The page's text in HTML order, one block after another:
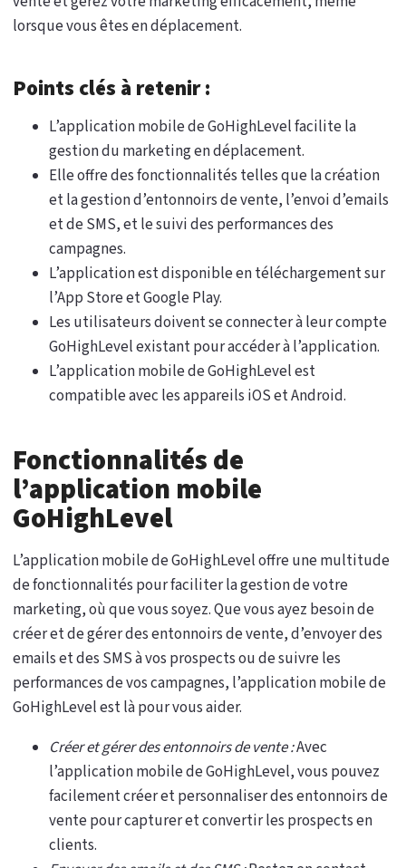
lorsque vous êtes en déplacement.
Points clés à retenir :
L’application mobile de GoHighLevel facilite la
gestion du marketing en déplacement.
Elle offre des fonctionnalités telles que la création
et la gestion d’entonnoirs de vente, l’envoi d’emails
et de SMS, et le suivi des performances des
campagnes.
L’application est disponible en téléchargement sur
l’App Store et Google Play.
Les utilisateurs doivent se connecter à leur compte
GoHighLevel existant pour accéder à l’application.
L’application mobile de GoHighLevel est
compatible avec les appareils iOS et Android.
Fonctionnalités de
l’application mobile
GoHighLevel
L’application mobile de GoHighLevel offre une multitude
de fonctionnalités pour faciliter la gestion de votre
marketing, où que vous soyez. Que vous ayez besoin de
créer et de gérer des entonnoirs de vente, d’envoyer des
emails et des SMS à vos prospects ou de suivre les
performances de vos campagnes, l’application mobile de
GoHighLevel est là pour vous aider.
Créer et gérer des entonnoirs de vente :Avec
l’application mobile de GoHighLevel, vous pouvez
facilement créer et personnaliser des entonnoirs de
vente pour capturer et convertir les prospects en
clients.